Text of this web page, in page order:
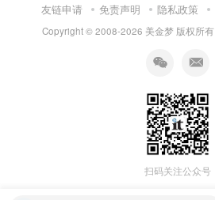
友链申请 免责声明 隐私政策
Copyright © 2008-2026 美金梦 版权所有
扫码关注公众号